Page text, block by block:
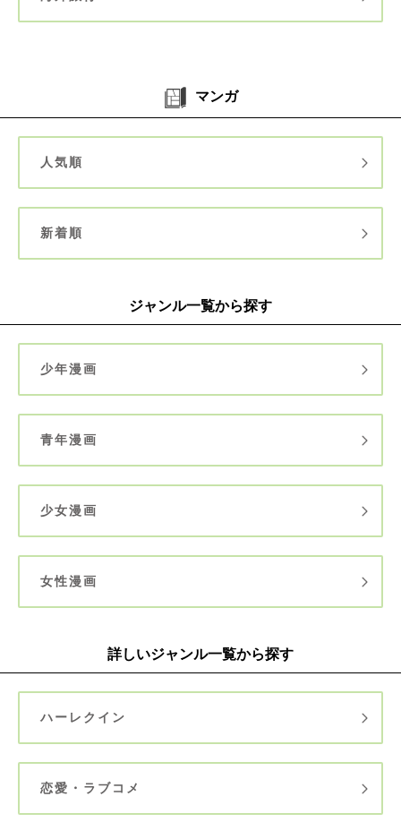
マンガ
人気順
新着順
ジャンル一覧から探す
少年漫画
青年漫画
少女漫画
女性漫画
詳しいジャンル一覧から探す
ハーレクイン
恋愛・ラブコメ